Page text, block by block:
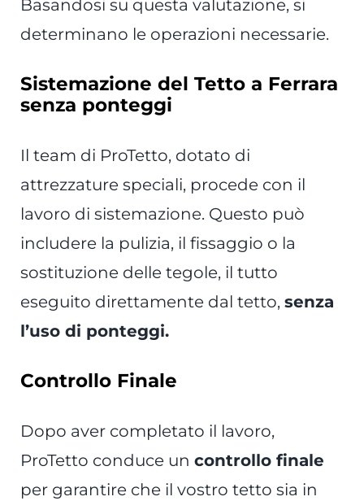
Basandosi su questa valutazione, si
determinano le operazioni necessarie.
Sistemazione del Tetto a Ferrara
senza ponteggi
Il team di ProTetto, dotato di
attrezzature speciali, procede con il
lavoro di sistemazione. Questo può
includere la pulizia, il fissaggio o la
sostituzione delle tegole, il tutto
eseguito direttamente dal tetto, senza
l’uso di ponteggi.
Controllo Finale
Dopo aver completato il lavoro,
ProTetto conduce un controllo finale
per garantire che il vostro tetto sia in